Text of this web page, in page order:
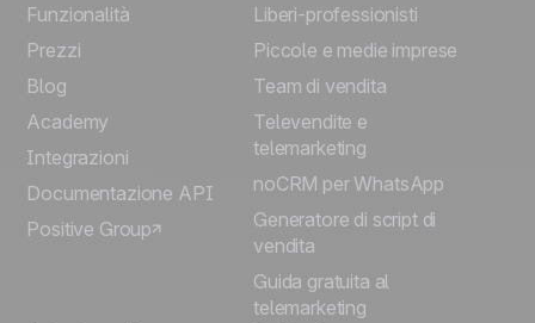
English
Español
Português
Deutsch
Funzionalità
Prezzi
Blog
Academy
Integrazioni
Documentazione API
Positive Group
Liberi-professionisti
Piccole e medie imprese
Team di vendita
Televendite e
telemarketing
noCRM per WhatsApp
Generatore di script di
vendita
Guida gratuita al
telemarketing